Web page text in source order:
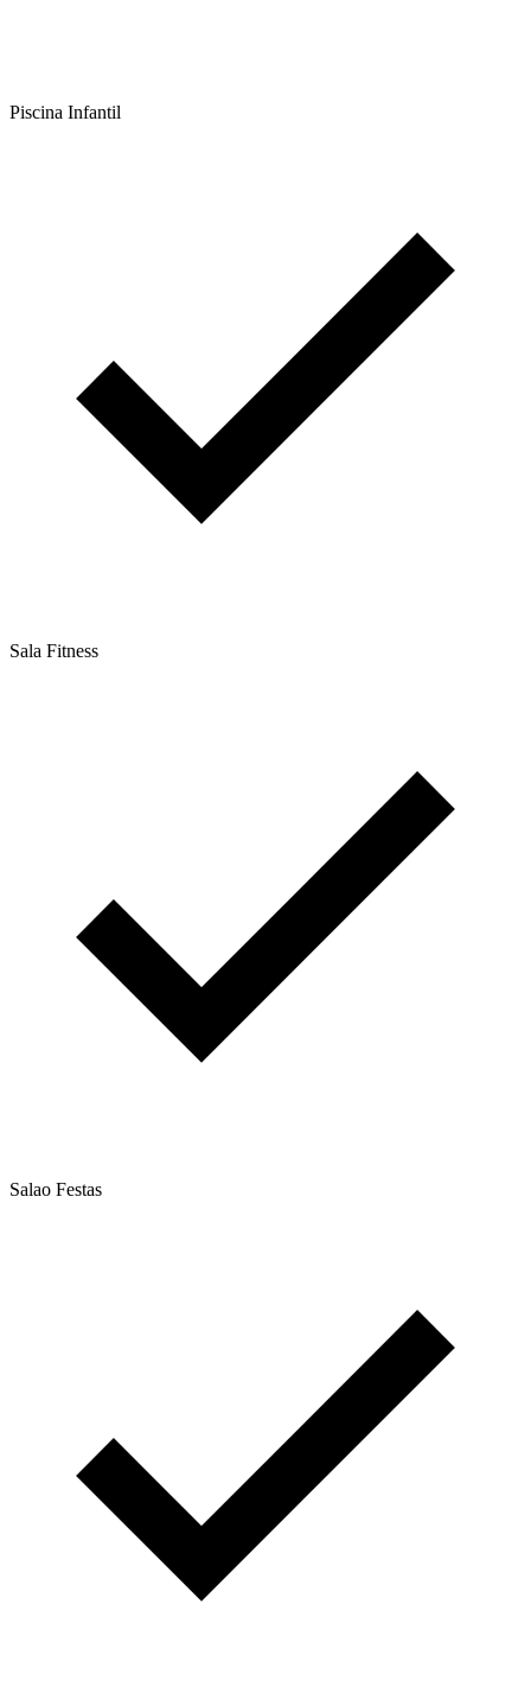
Piscina Infantil
Sala Fitness
Salao Festas